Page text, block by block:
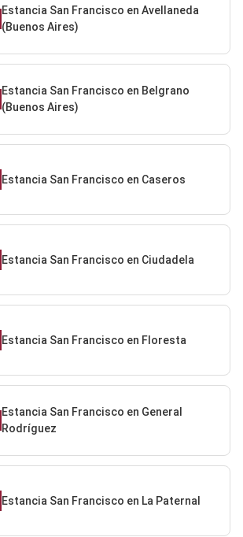
Estancia San Francisco en Avellaneda
(Buenos Aires)
Estancia San Francisco en Belgrano
(Buenos Aires)
Estancia San Francisco en Caseros
Estancia San Francisco en Ciudadela
Estancia San Francisco en Floresta
Estancia San Francisco en General
Rodríguez
Estancia San Francisco en La Paternal